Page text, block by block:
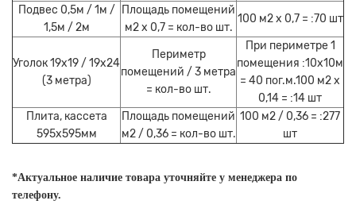
Подвес 0,5м / 1м /
1,5м / 2м
Площадь помещений
м2 х 0,7 = кол-во шт.
100 м2 х 0,7 = :70 шт
Уголок 19х19 / 19х24
(3 метра)
Периметр
помещений / 3 метра
= кол-во шт.
При периметре 1
помещения :10х10м
= 40 пог.м.100 м2 х
0,14 = :14 шт
Плита, кассета
595х595мм
Площадь помещений
м2 / 0,36 = кол-во шт.
100 м2 / 0,36 = :277
шт
*Актуальное наличие товара уточняйте у менеджера по
телефону.